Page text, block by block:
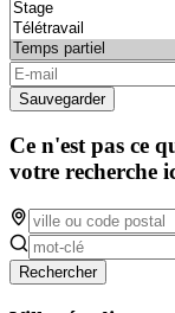
Sauvegarder
Ce n'est pas ce
votre recherche
Rechercher